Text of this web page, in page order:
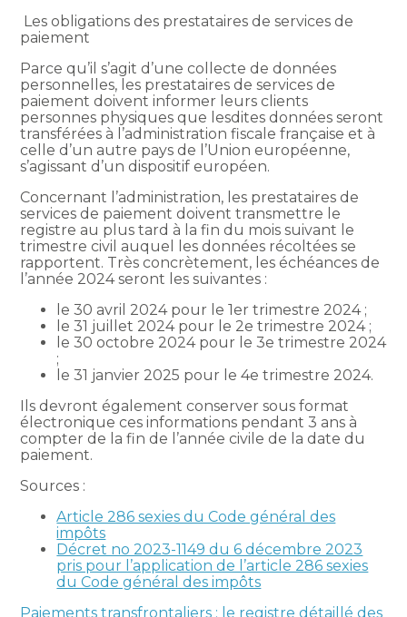
Les obligations des prestataires de services de
paiement
Parce qu’il s’agit d’une collecte de données
personnelles, les prestataires de services de
paiement doivent informer leurs clients
personnes physiques que lesdites données seront
transférées à l’administration fiscale française et à
celle d’un autre pays de l’Union européenne,
s’agissant d’un dispositif européen.
Concernant l’administration, les prestataires de
services de paiement doivent transmettre le
registre au plus tard à la fin du mois suivant le
trimestre civil auquel les données récoltées se
rapportent. Très concrètement, les échéances de
l’année 2024 seront les suivantes :
le 30 avril 2024 pour le 1er trimestre 2024 ;
le 31 juillet 2024 pour le 2e trimestre 2024 ;
le 30 octobre 2024 pour le 3e trimestre 2024
;
le 31 janvier 2025 pour le 4e trimestre 2024.
Ils devront également conserver sous format
électronique ces informations pendant 3 ans à
compter de la fin de l’année civile de la date du
paiement.
Sources :
Article 286 sexies du Code général des
impôts
Décret no 2023-1149 du 6 décembre 2023
pris pour l’application de l’article 286 sexies
du Code général des impôts
Paiements transfrontaliers : le registre détaillé des